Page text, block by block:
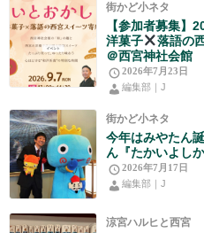
街かど小ネタ
【参加者募集】
洋菓子
落語の
＠西宮神社会館
2026年7月23日
編集部｜J
街かど小ネタ
今年はみやたん
ん『たかいよし
2026年7月17日
編集部｜J
涼宮ハルヒと西宮